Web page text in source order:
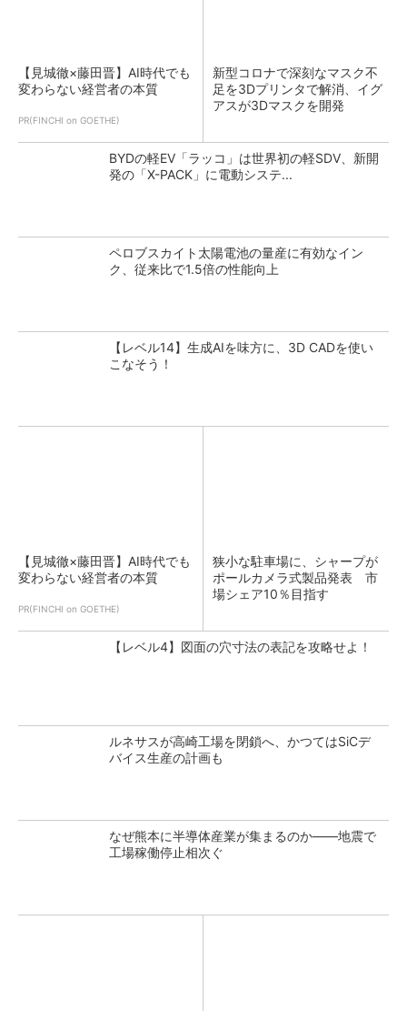
【見城徹×藤田晋】AI時代でも
変わらない経営者の本質
PR(FINCHI on GOETHE)
新型コロナで深刻なマスク不
足を3Dプリンタで解消、イグ
アスが3Dマスクを開発
BYDの軽EV「ラッコ」は世界初の軽SDV、新開
発の「X-PACK」に電動システ...
ペロブスカイト太陽電池の量産に有効なイン
ク、従来比で1.5倍の性能向上
【レベル14】生成AIを味方に、3D CADを使い
こなそう！
【見城徹×藤田晋】AI時代でも
変わらない経営者の本質
PR(FINCHI on GOETHE)
狭小な駐車場に、シャープが
ポールカメラ式製品発表 市
場シェア10％目指す
【レベル4】図面の穴寸法の表記を攻略せよ！
ルネサスが高崎工場を閉鎖へ、かつてはSiCデ
バイス生産の計画も
なぜ熊本に半導体産業が集まるのか――地震で
工場稼働停止相次ぐ